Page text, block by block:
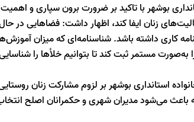
بوشهر با تاکید بر ضرورت برون سپاری
زنان ایفا کند، اظهار داشت: فضاهایی در
کاری داشته باشد. شناسنامه‌ای که میزان
مستمر ثبت کند تا بتوانیم خلأها را
استانداری بوشهر بر لزوم مشارکت زنان
باعث می‌شود مدیران شهری و حکمرانان اصلح